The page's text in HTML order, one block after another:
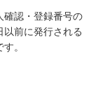
認・登録番号の
前に発行される
。